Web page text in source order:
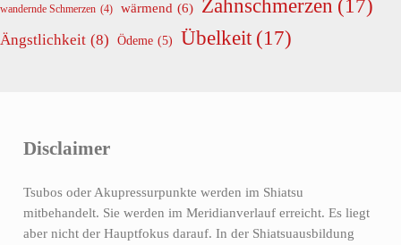
wandernde Schmerzen (4) wärmend (6) Zahnschmerzen (17)
Ängstlichkeit (8) Ödeme (5) Übelkeit (17)
Disclaimer
Tsubos oder Akupressurpunkte werden im Shiatsu
mitbehandelt. Sie werden im Meridianverlauf erreicht. Es liegt
aber nicht der Hauptfokus darauf. In der Shiatsuausbildung